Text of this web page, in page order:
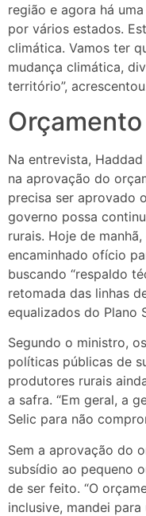
região e agora há
por vários estados.
climática. Vamos ter
mudança climática,
território”,
Orçamento
Na entrevista,
na aprovação do
precisa ser aprovado
governo possa
rurais. Hoje de
encaminhado ofício
buscando “respaldo
retomada das linhas
equalizados do Plano
Segundo o ministro,
políticas públicas de
produtores rurais
a safra. “Em geral, a
Selic para não
Sem a aprovação do
subsídio ao pequeno
de ser feito. “O
inclusive, mandei para